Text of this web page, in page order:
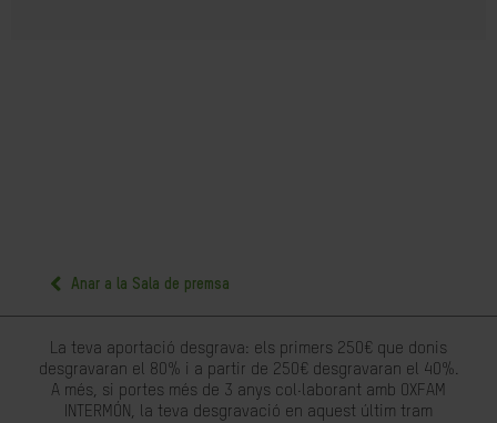
Anar a la Sala de premsa
La teva aportació desgrava: els primers 250€ que donis
desgravaran el 80% i a partir de 250€ desgravaran el 40%.
A més, si portes més de 3 anys col·laborant amb OXFAM
INTERMÓN, la teva desgravació en aquest últim tram